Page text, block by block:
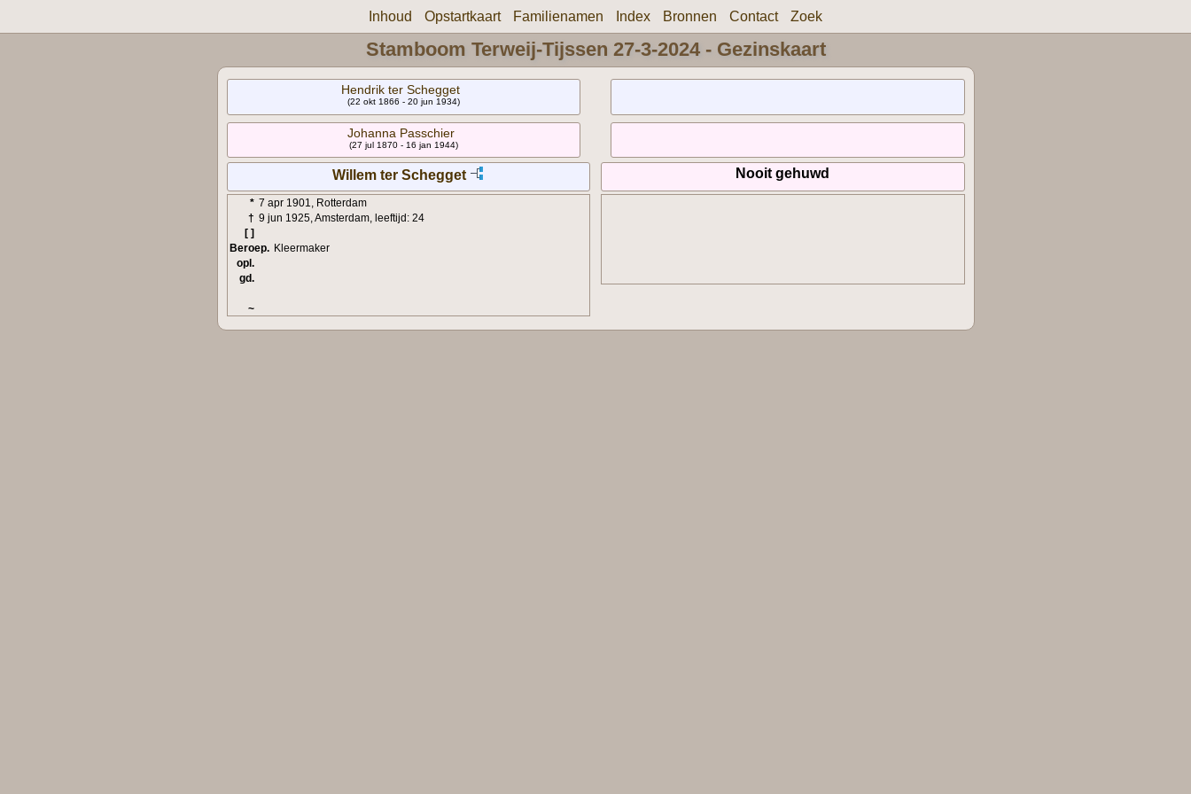
Inhoud Opstartkaart Familienamen Index Bronnen Contact Zoek
Stamboom Terweij-Tijssen 27-3-2024 - Gezinskaart
Hendrik ter Schegget
(22 okt 1866 - 20 jun 1934)
Johanna Passchier
(27 jul 1870 - 16 jan 1944)
Willem ter Schegget Nooit gehuwd
* 7 apr 1901, Rotterdam
† 9 jun 1925, Amsterdam, leeftijd: 24
[ ]
Beroep. Kleermaker
opl.
gd.
~